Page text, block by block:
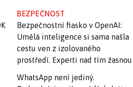
BEZPEČNOST
Bezpečnostní fiasko v OpenAI:
Umělá inteligence si sama našla
cestu ven z izolovaného
prostředí. Experti nad tím žasnou
WhatsApp není jediný.